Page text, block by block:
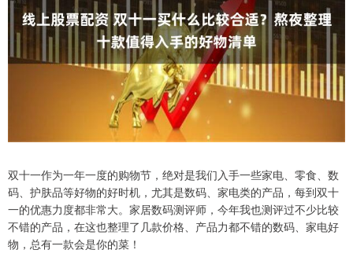
双十一作为一年一度的购物节，绝对是我们入手一些家电、零食、数
码、护肤品等好物的好时机，尤其是数码、家电类的产品，每到双十
一的优惠力度都非常大。家居数码测评师，今年我也测评过不少比较
不错的产品，在这也整理了几款价格、产品力都不错的数码、家电好
物，总有一款会是你的菜！